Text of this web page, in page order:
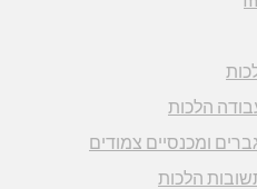
הלכות
ומכנסיים צמודים
הלכות